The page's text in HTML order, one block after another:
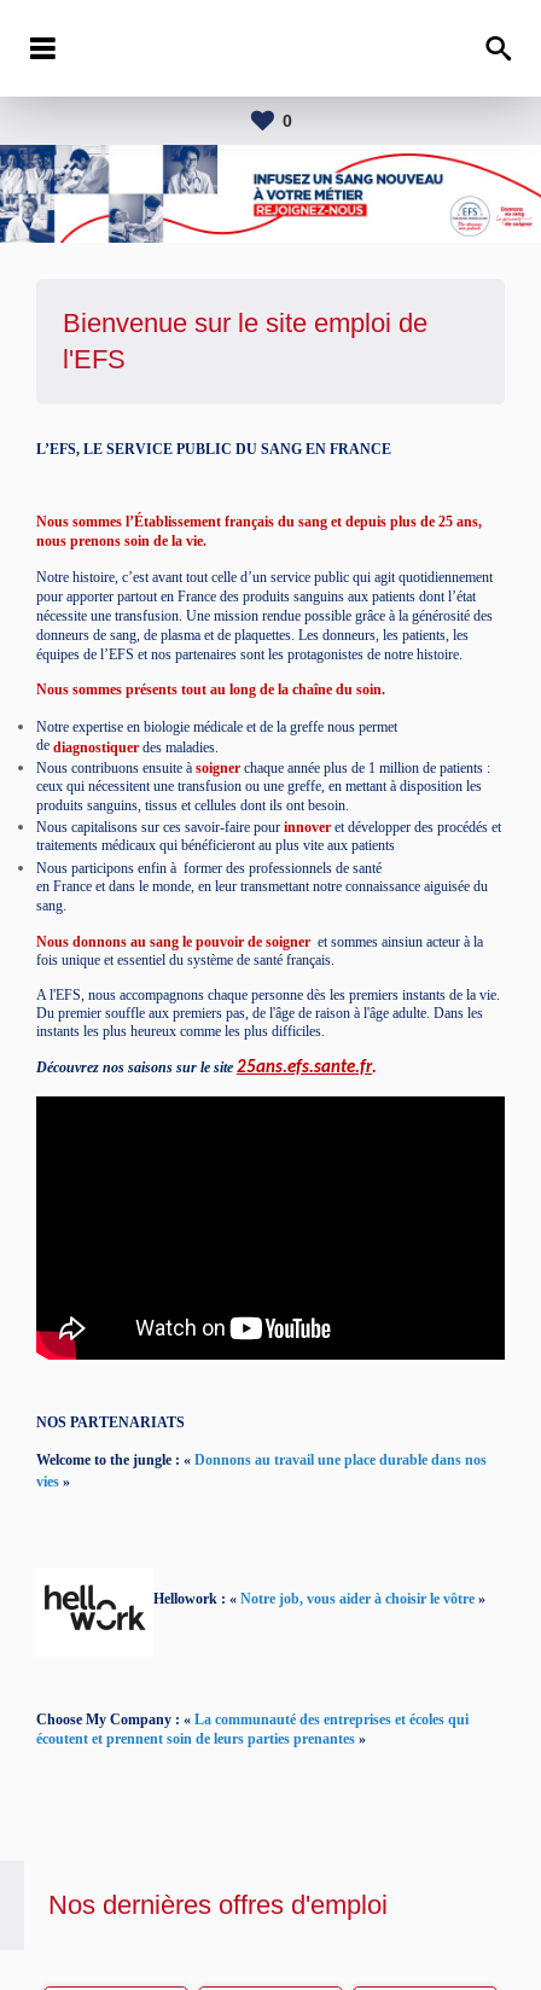
0
Bienvenue sur le site emploi de
l'EFS
L’EFS, LE SERVICE PUBLIC DU SANG EN FRANCE
Nous sommes l’Établissement français du sang et depuis plus de 25 ans,
nous prenons soin de la vie.
Notre histoire, c’est avant tout celle d’un service public qui agit quotidiennement
pour apporter partout en France des produits sanguins aux patients dont l’état
nécessite une transfusion. Une mission rendue possible grâce à la générosité des
donneurs de sang, de plasma et de plaquettes. Les donneurs, les patients, les
équipes de l’EFS et nos partenaires sont les protagonistes de notre histoire.
Nous sommes présents tout au long de la chaîne du soin.
Notre expertise en biologie médicale et de la greffe nous permet
de diagnostiquer des maladies.
Nous contribuons ensuite à soigner chaque année plus de 1 million de patients :
ceux qui nécessitent une transfusion ou une greffe, en mettant à disposition les
produits sanguins, tissus et cellules dont ils ont besoin.
Nous capitalisons sur ces savoir-faire pour innover et développer des procédés et
traitements médicaux qui bénéficieront au plus vite aux patients
Nous participons enfin à former des professionnels de santé
en France et dans le monde, en leur transmettant notre connaissance aiguisée du
sang.
Nous donnons au sang le pouvoir de soigner et sommes ainsiun acteur à la
fois unique et essentiel du système de santé français.
A l'EFS, nous accompagnons chaque personne dès les premiers instants de la vie.
Du premier souffle aux premiers pas, de l'âge de raison à l'âge adulte. Dans les
instants les plus heureux comme les plus difficiles.
Découvrez nos saisons sur le site 25ans.efs.sante.fr.
NOS PARTENARIATS
Welcome to the jungle : « Donnons au travail une place durable dans nos
vies »
Hellowork : « Notre job, vous aider à choisir le vôtre »
Choose My Company : « La communauté des entreprises et écoles qui
écoutent et prennent soin de leurs parties prenantes »
Nos dernières offres d'emploi